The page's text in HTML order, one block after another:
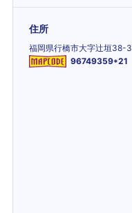
住所
福岡県行橋市大字辻垣38-3
96749359*21